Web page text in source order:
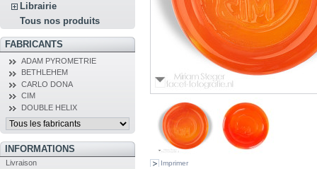
Librairie
Tous nos produits
FABRICANTS
ADAM PYROMETRIE
BETHLEHEM
CARLO DONA
CIM
DOUBLE HELIX
INFORMATIONS
Livraison
Imprimer